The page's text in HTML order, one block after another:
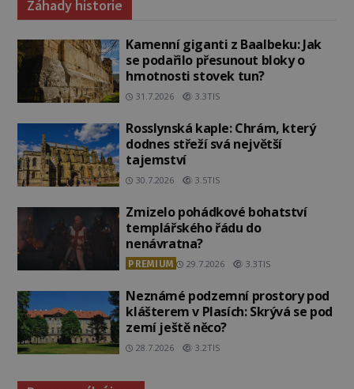
Záhady historie
Kamenní giganti z Baalbeku: Jak
se podařilo přesunout bloky o
hmotnosti stovek tun?
31.7.2026 3.3TIS
Rosslynská kaple: Chrám, který
dodnes střeží svá největší
tajemství
30.7.2026 3.5TIS
Zmizelo pohádkové bohatství
templářského řádu do
nenávratna?
PREMIUM 29.7.2026 3.3TIS
Neznámé podzemní prostory pod
klášterem v Plasích: Skrývá se pod
zemí ještě něco?
28.7.2026 3.2TIS